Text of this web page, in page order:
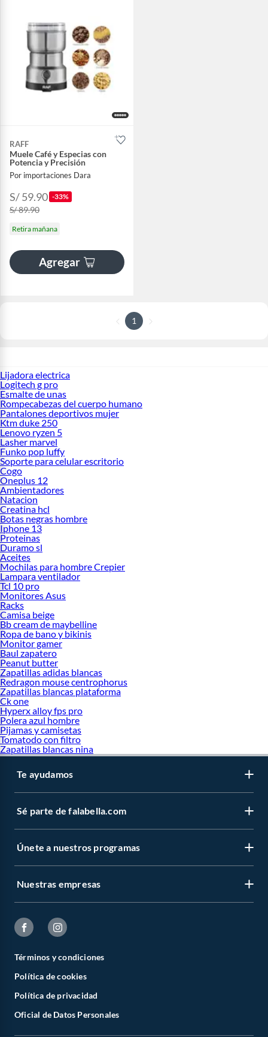
RAFF
Muele Café y Especias con
Potencia y Precisión
Por importaciones Dara
S/ 59.90 -33%
S/ 89.90
Retira mañana
Agregar
1
Lijadora electrica
Logitech g pro
Esmalte de unas
Rompecabezas del cuerpo humano
Pantalones deportivos mujer
Ktm duke 250
Lenovo ryzen 5
Lasher marvel
Funko pop luffy
Soporte para celular escritorio
Cogo
Oneplus 12
Ambientadores
Natacion
Creatina hcl
Botas negras hombre
Iphone 13
Proteinas
Duramo sl
Aceites
Mochilas para hombre Crepier
Lampara ventilador
Tcl 10 pro
Monitores Asus
Racks
Camisa beige
Bb cream de maybelline
Ropa de bano y bikinis
Monitor gamer
Baul zapatero
Peanut butter
Zapatillas adidas blancas
Redragon mouse centrophorus
Zapatillas blancas plataforma
Ck one
Hyperx alloy fps pro
Polera azul hombre
Pijamas y camisetas
Tomatodo con filtro
Zapatillas blancas nina
Te ayudamos
Sé parte de falabella.com
Únete a nuestros programas
Nuestras empresas
Términos y condiciones
Política de cookies
Política de privacidad
Oficial de Datos Personales